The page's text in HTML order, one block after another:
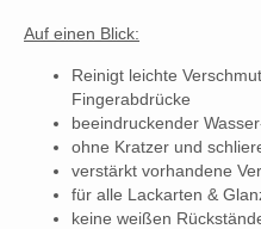
Auf einen Blick:
Reinigt leichte
Fingerabdrücke
beeindruckender
ohne Kratzer und
verstärkt vorhandene
für alle Lackarten &
keine weißen